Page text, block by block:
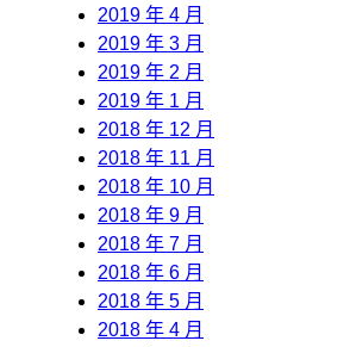
2019 年 4 月
2019 年 3 月
2019 年 2 月
2019 年 1 月
2018 年 12 月
2018 年 11 月
2018 年 10 月
2018 年 9 月
2018 年 7 月
2018 年 6 月
2018 年 5 月
2018 年 4 月